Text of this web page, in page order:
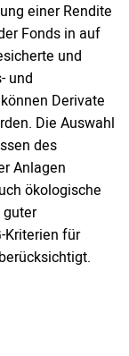
einer Rendite
Fonds in auf
und
und
Derivate
Die Auswahl
des
Anlagen
ökologische
Kriterien für